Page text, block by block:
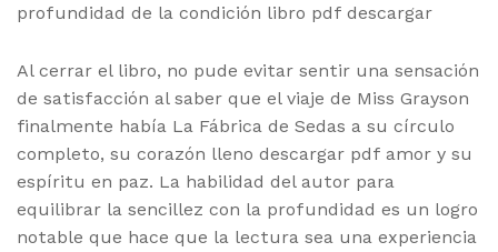
profundidad de la condición libro pdf descargar
Al cerrar el libro, no pude evitar sentir una sensación
de satisfacción al saber que el viaje de Miss Grayson
finalmente había La Fábrica de Sedas a su círculo
completo, su corazón lleno descargar pdf amor y su
espíritu en paz. La habilidad del autor para
equilibrar la sencillez con la profundidad es un logro
notable que hace que la lectura sea una experiencia